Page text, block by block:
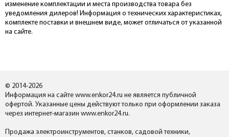
изменение комплектации и места производства товара без
уведомления дилеров! Информация о технических характеристиках,
комплекте поставки и внешнем виде, может отличаться от указанной
на сайте.
© 2014-2026
Информация на сайте www.enkor24.ru не является публичной
офертой. Указанные цены действуют только при оформлении заказа
через интернет-магазин www.enkor24.ru.
Продажа электроинструментов, станков, садовой техники,